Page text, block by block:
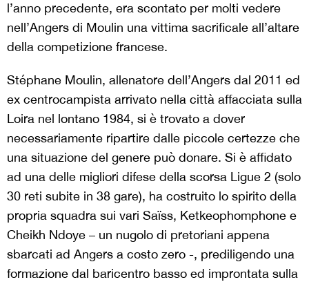
l’anno precedente, era scontato per molti vedere
nell’Angers di Moulin una vittima sacrificale all’altare
della competizione francese.
Stéphane Moulin, allenatore dell’Angers dal 2011 ed
ex centrocampista arrivato nella città affacciata sulla
Loira nel lontano 1984, si è trovato a dover
necessariamente ripartire dalle piccole certezze che
una situazione del genere può donare. Si è affidato
ad una delle migliori difese della scorsa Ligue 2 (solo
30 reti subite in 38 gare), ha costruito lo spirito della
propria squadra sui vari Saïss, Ketkeophomphone e
Cheikh Ndoye – un nugolo di pretoriani appena
sbarcati ad Angers a costo zero -, prediligendo una
formazione dal baricentro basso ed improntata sulla